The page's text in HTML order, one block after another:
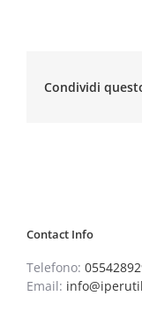
Condividi
Contact Info
Telefono:
Email: